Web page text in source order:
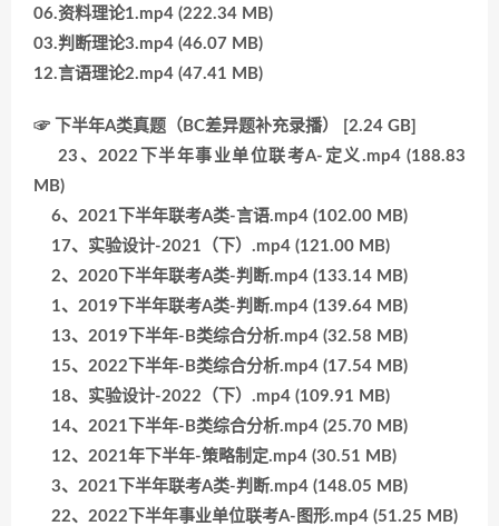
06.资料理论1.mp4 (222.34 MB)
03.判断理论3.mp4 (46.07 MB)
12.言语理论2.mp4 (47.41 MB)
☞ 下半年A类真题（BC差异题补充录播） [2.24 GB]
23、2022下半年事业单位联考A-定义.mp4 (188.83
MB)
6、2021下半年联考A类-言语.mp4 (102.00 MB)
17、实验设计-2021（下）.mp4 (121.00 MB)
2、2020下半年联考A类-判断.mp4 (133.14 MB)
1、2019下半年联考A类-判断.mp4 (139.64 MB)
13、2019下半年-B类综合分析.mp4 (32.58 MB)
15、2022下半年-B类综合分析.mp4 (17.54 MB)
18、实验设计-2022（下）.mp4 (109.91 MB)
14、2021下半年-B类综合分析.mp4 (25.70 MB)
12、2021年下半年-策略制定.mp4 (30.51 MB)
3、2021下半年联考A类-判断.mp4 (148.05 MB)
22、2022下半年事业单位联考A-图形.mp4 (51.25 MB)